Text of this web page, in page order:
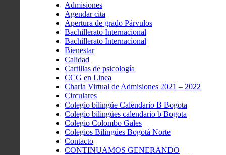
Admisiones
Agendar cita
Apertura de grado Párvulos
Bachillerato Internacional
Bachillerato Internacional
Bienestar
Calidad
Cartillas de psicología
CCG en Linea
Charla Virtual de Admisiones 2021 – 2022
Circulares
Colegio bilingüe Calendario B Bogota
Colegio bilingües calendario b Bogota
Colegio Colombo Gales
Colegios Bilingües Bogotá Norte
Contacto
CONTINUAMOS GENERANDO